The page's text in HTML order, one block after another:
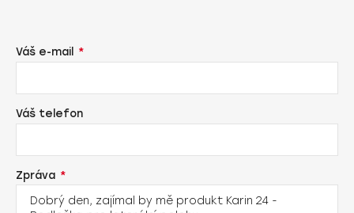
Váš e-mail
Váš telefon
Zpráva